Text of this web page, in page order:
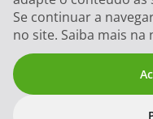
Se continuar a
no site. Saiba mais na
2026 © Todos os direitos